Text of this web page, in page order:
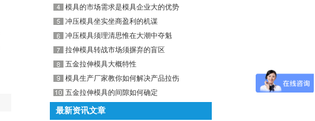
模具的市场需求是模具企业大的优势
冲压模具坐实坐商盈利的机谋
冲压模具须理清思惟在大潮中夺魁
拉伸模具转战市场须摒弃的盲区
五金拉伸模具大概特性
模具生产厂家教你如何解决产品拉伤
五金拉伸模具的间隙如何确定
最新资讯文章